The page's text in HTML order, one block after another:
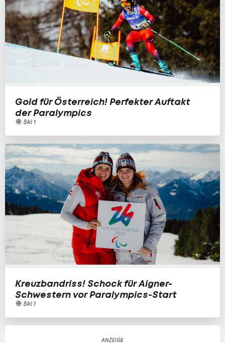
Gold für Österreich! Perfekter Auftakt
der Paralympics
Ski 1
Kreuzbandriss! Schock für Aigner-
Schwestern vor Paralympics-Start
Ski 1